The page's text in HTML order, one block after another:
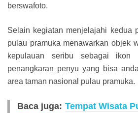
berswafoto.
Selain kegiatan menjelajahi kedua
pulau pramuka menawarkan objek
kepulauan seribu sebagai ikon
penangkaran penyu yang bisa
area taman nasional pulau pramuka.
Baca juga: Tempat Wisata